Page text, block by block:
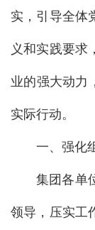
实，引导全体
义和实践要求
业的强大动力
实际行动。
一、强化
集团各单
领导，压实工